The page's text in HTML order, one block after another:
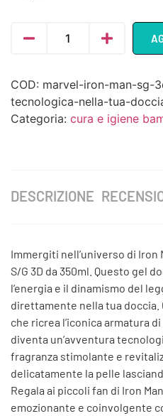
COD: marvel-iron-man-sg-
tecnologica-nella-tua-
Categoria: cura e igiene
DESCRIZIONE
Immergiti nell’universo di Iron
S/G 3D da 350ml. Questo gel
l’energia e il dinamismo del
direttamente nella tua doccia.
che ricrea l’iconica armatura
diventa un’avventura
fragranza stimolante e
delicatamente la pelle
Regala ai piccoli fan di Iron
emozionante e coinvolgente